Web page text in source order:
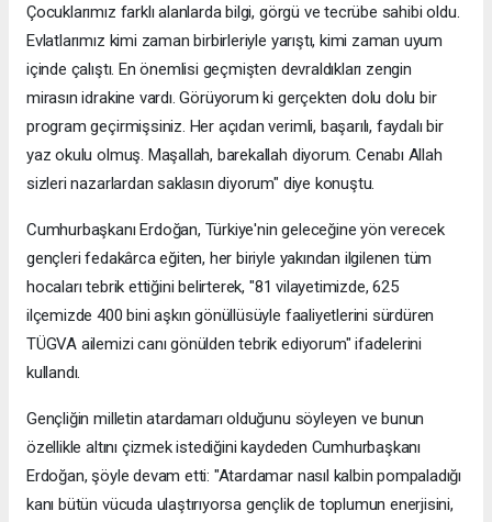
Çocuklarımız farklı alanlarda bilgi, görgü ve tecrübe sahibi oldu.
Evlatlarımız kimi zaman birbirleriyle yarıştı, kimi zaman uyum
içinde çalıştı. En önemlisi geçmişten devraldıkları zengin
mirasın idrakine vardı. Görüyorum ki gerçekten dolu dolu bir
program geçirmişsiniz. Her açıdan verimli, başarılı, faydalı bir
yaz okulu olmuş. Maşallah, barekallah diyorum. Cenabı Allah
sizleri nazarlardan saklasın diyorum" diye konuştu.
Cumhurbaşkanı Erdoğan, Türkiye'nin geleceğine yön verecek
gençleri fedakârca eğiten, her biriyle yakından ilgilenen tüm
hocaları tebrik ettiğini belirterek, "81 vilayetimizde, 625
ilçemizde 400 bini aşkın gönüllüsüyle faaliyetlerini sürdüren
TÜGVA ailemizi canı gönülden tebrik ediyorum" ifadelerini
kullandı.
Gençliğin milletin atardamarı olduğunu söyleyen ve bunun
özellikle altını çizmek istediğini kaydeden Cumhurbaşkanı
Erdoğan, şöyle devam etti: "Atardamar nasıl kalbin pompaladığı
kanı bütün vücuda ulaştırıyorsa gençlik de toplumun enerjisini,